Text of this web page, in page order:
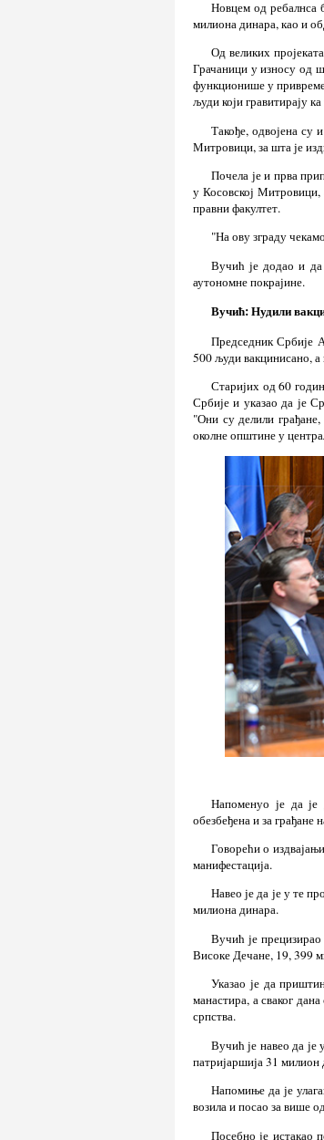
Новцем од ребалнса
милиона динара, као и
Од великих
Грачаници у износу од
функционише у
људи који гравитирају
Такође, одвојена су
Митровици, за шта је
Почела је и прва
у Косовској Митровици,
правни факултет.
"На ову зграду
Вучић је додао и да
аутономне покрајине.
Вучић: Нудили
Председник Србије
500 људи вакцинисано,
Старијих од 60
Србије и указао да је
"Они су делили
околне општине у
Напоменуо је да
обезбеђена и за грађане
Говорећи о
манифестација.
Навео је да је у те
милиона динара.
Вучић је
Високе Дечане, 19, 399
Указао је да
манастира, а сваког
српства.
Вучић је навео да
патријаршија 31
Напомиње да је
возила и посао за више
Посебно је истакао